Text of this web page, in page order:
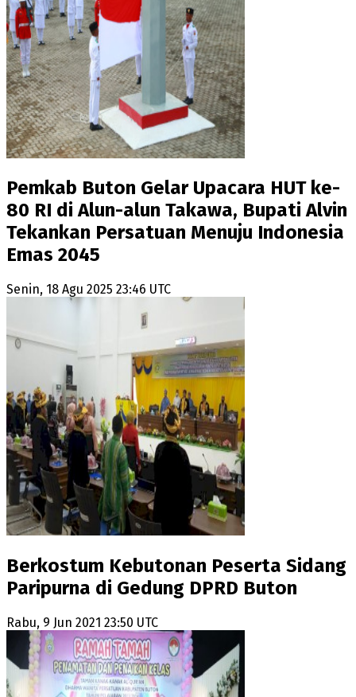
Pemkab Buton Gelar Upacara HUT ke-
80 RI di Alun-alun Takawa, Bupati Alvin
Tekankan Persatuan Menuju Indonesia
Emas 2045
Senin, 18 Agu 2025 23:46 UTC
Berkostum Kebutonan Peserta Sidang
Paripurna di Gedung DPRD Buton
Rabu, 9 Jun 2021 23:50 UTC